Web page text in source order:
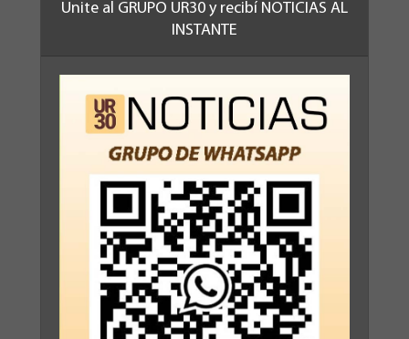
Unite al GRUPO UR30 y recibí NOTICIAS AL
INSTANTE